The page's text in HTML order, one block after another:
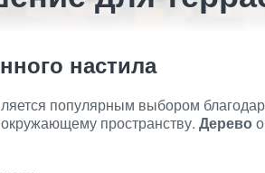
настила
популярным выбором
пространству. Дерево